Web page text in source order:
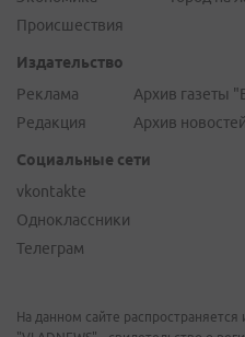
Происшествия
Издательство
Реклама
Редакция
Архив газеты
Архив новостей
Социальные сети
vkontakte
Одноклассники
Телеграм
На данном сайте